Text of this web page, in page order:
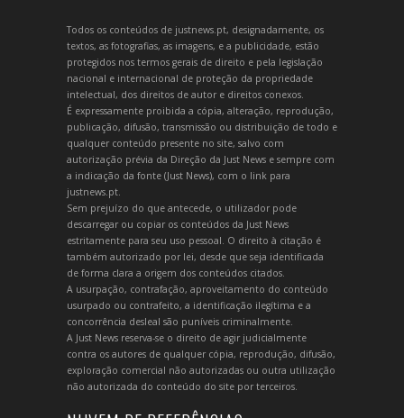
Todos os conteúdos de justnews.pt, designadamente, os
textos, as fotografias, as imagens, e a publicidade, estão
protegidos nos termos gerais de direito e pela legislação
nacional e internacional de proteção da propriedade
intelectual, dos direitos de autor e direitos conexos.
É expressamente proibida a cópia, alteração, reprodução,
publicação, difusão, transmissão ou distribuição de todo e
qualquer conteúdo presente no site, salvo com
autorização prévia da Direção da Just News e sempre com
a indicação da fonte (Just News), com o link para
justnews.pt.
Sem prejuízo do que antecede, o utilizador pode
descarregar ou copiar os conteúdos da Just News
estritamente para seu uso pessoal. O direito à citação é
também autorizado por lei, desde que seja identificada
de forma clara a origem dos conteúdos citados.
A usurpação, contrafação, aproveitamento do conteúdo
usurpado ou contrafeito, a identificação ilegítima e a
concorrência desleal são puníveis criminalmente.
A Just News reserva-se o direito de agir judicialmente
contra os autores de qualquer cópia, reprodução, difusão,
exploração comercial não autorizadas ou outra utilização
não autorizada do conteúdo do site por terceiros.